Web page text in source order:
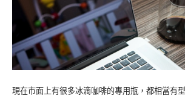
現在市面上有很多冰滴咖啡的專用瓶，都相當有